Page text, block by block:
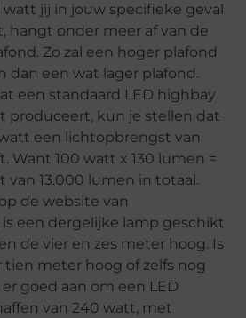
jij in jouw specifieke geval
hangt onder meer af van de
Zo zal een hoger plafond
dan een wat lager plafond.
een standaard LED highbay
produceert, kun je stellen dat
een lichtopbrengst van
Want 100 watt x 130 lumen =
13.000 lumen in totaal.
de website van
is een dergelijke lamp geschikt
de vier en zes meter hoog. Is
meter hoog of zelfs nog
goed aan om een LED
van 240 watt, met